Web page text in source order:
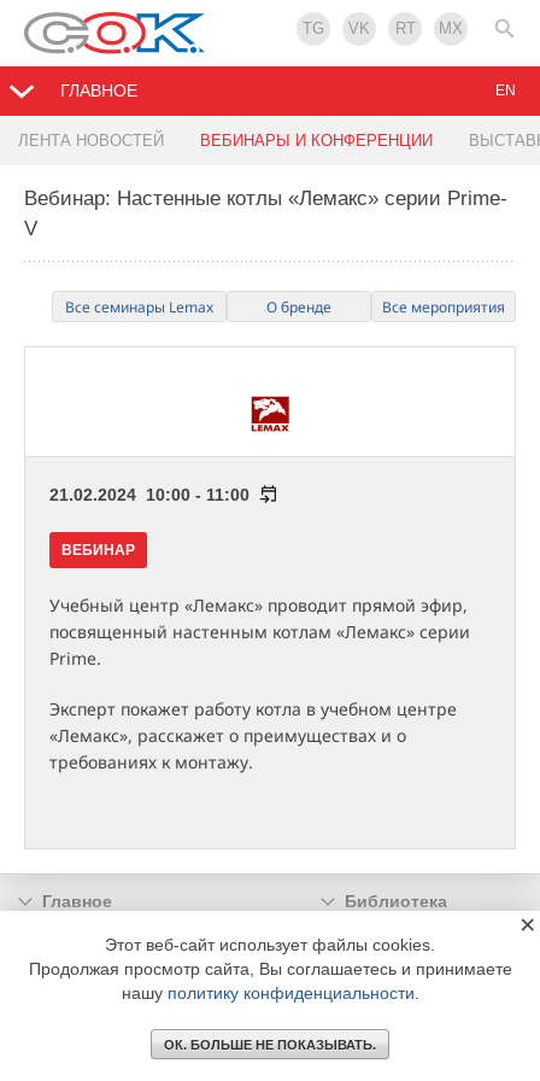
TG VK RT MX
ГЛАВНОЕ
ЛЕНТА НОВОСТЕЙ ВЕБИНАРЫ И КОНФЕРЕНЦИИ
EN
Вебинар: Настенные котлы «Лемакс» серии Prime-
V
Все семинары Lemax О бренде Все мероприятия
21.02.2024 10:00 - 11:00
ВЕБИНАР
Учебный центр «Лемакс» проводит прямой эфир,
посвященный настенным котлам «Лемакс» серии
Prime.
Эксперт покажет работу котла в учебном центре
«Лемакс», расскажет о преимуществах и о
требованиях к монтажу.
Главное
Библиотека
Подписка
Реклама
Информация
Этот веб-сайт использует файлы cookies.
Продолжая просмотр сайта, Вы соглашаетесь и принимаете
нашу политику конфиденциальности
ОК. БОЛЬШЕ НЕ ПОКАЗЫВАТЬ.
×